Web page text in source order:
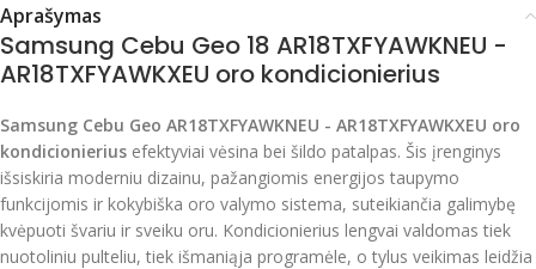
Aprašymas
Samsung Cebu Geo 18 AR18TXFYAWKNEU -
AR18TXFYAWKXEU oro kondicionierius
Samsung Cebu Geo AR18TXFYAWKNEU - AR18TXFYAWKXEU oro
kondicionierius efektyviai vėsina bei šildo patalpas. Šis įrenginys
išsiskiria moderniu dizainu, pažangiomis energijos taupymo
funkcijomis ir kokybiška oro valymo sistema, suteikiančia galimybę
kvėpuoti švariu ir sveiku oru. Kondicionierius lengvai valdomas tiek
nuotoliniu pulteliu, tiek išmaniąja programėle, o tylus veikimas leidžia